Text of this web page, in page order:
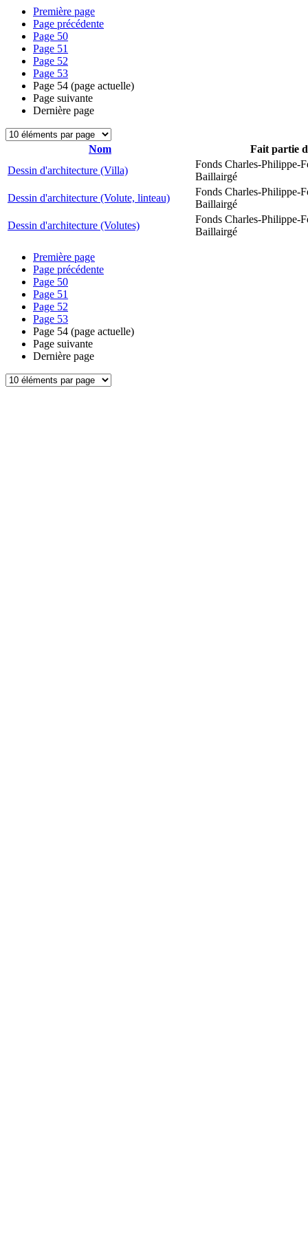
Première page
Page précédente
Page 50
Page 51
Page 52
Page 53
Page 54 (page actuelle)
Page suivante
Dernière page
Nom
Fait partie
Dessin d'architecture (Villa)
Fonds Charles-Philippe-
Baillairgé
Dessin d'architecture (Volute, linteau)
Fonds Charles-Philippe-
Baillairgé
Dessin d'architecture (Volutes)
Fonds Charles-Philippe-
Baillairgé
Première page
Page précédente
Page 50
Page 51
Page 52
Page 53
Page 54 (page actuelle)
Page suivante
Dernière page